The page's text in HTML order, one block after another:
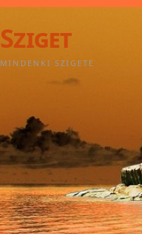
Sziget
MINDENKI SZIGETE